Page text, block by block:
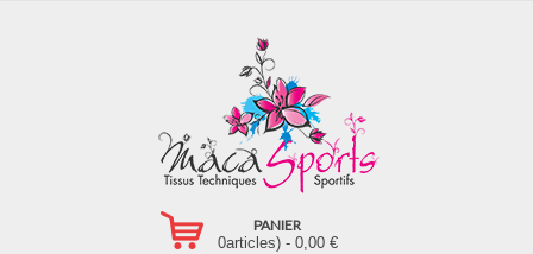
PANIER
0articles) - 0,00 €